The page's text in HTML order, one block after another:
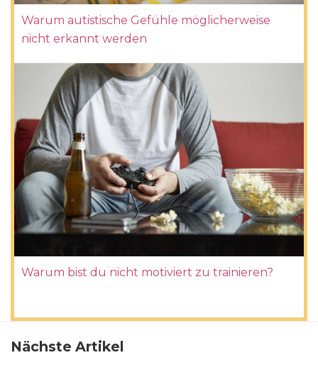
Warum autistische Gefühle möglicherweise
nicht erkannt werden
Warum bist du nicht motiviert zu trainieren?
Nächste Artikel